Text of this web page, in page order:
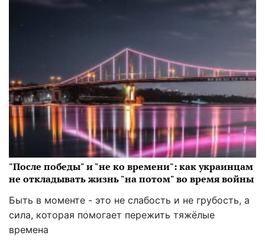
"После победы" и "не ко времени": как украинцам
не откладывать жизнь "на потом" во время войны
Быть в моменте - это не слабость и не грубость, а
сила, которая помогает пережить тяжёлые
времена